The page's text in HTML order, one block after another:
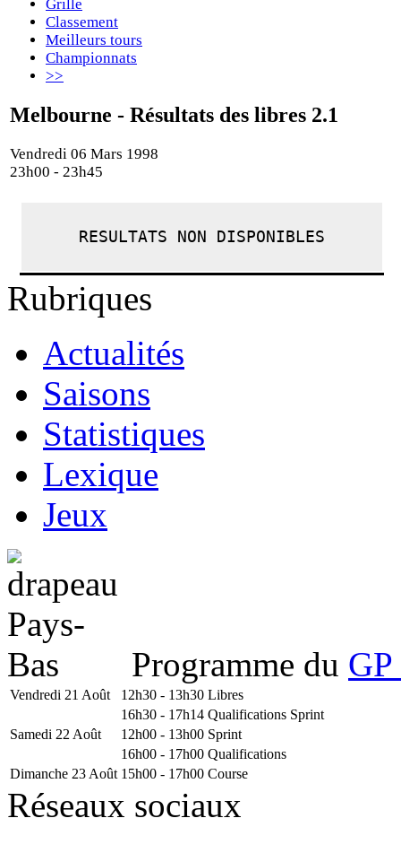
Grille
Classement
Meilleurs tours
Championnats
>>
Melbourne - Résultats des libres 2.1
Vendredi 06 Mars 1998
23h00 - 23h45
RESULTATS NON DISPONIBLES
Rubriques
Actualités
Saisons
Statistiques
Lexique
Jeux
Programme du
Vendredi 21 Août 12h30 - 13h30 Libres
16h30 - 17h14 Qualifications Sprint
Samedi 22 Août
12h00 - 13h00 Sprint
16h00 - 17h00 Qualifications
Dimanche 23 Août 15h00 - 17h00 Course
Réseaux sociaux